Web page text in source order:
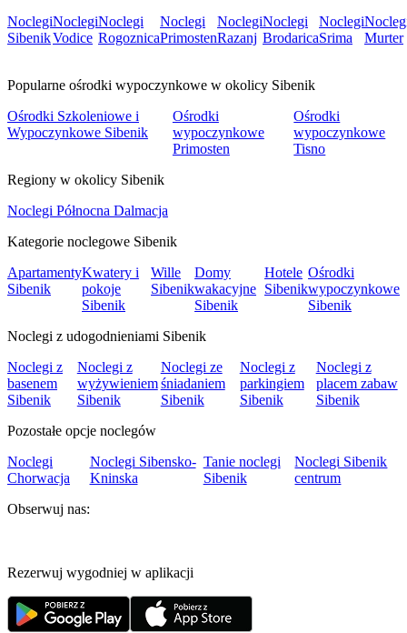
Noclegi
Sibenik
Noclegi
Vodice
Noclegi
Rogoznica
Noclegi
Primosten
Noclegi
Razanj
Noclegi
Brodarica
Noclegi
Srima
Murter
Popularne ośrodki wypoczynkowe w okolicy Sibenik
Ośrodki Szkoleniowe i
Wypoczynkowe Sibenik
Ośrodki
wypoczynkowe
Primosten
Ośrodki
wypoczynkowe
Tisno
Regiony w okolicy Sibenik
Noclegi Północna Dalmacja
Kategorie noclegowe Sibenik
Apartamenty
Sibenik
Kwatery i
pokoje
Sibenik
Wille
Sibenik
Domy
wakacyjne
Sibenik
Hotele
Sibenik
Ośrodki
wypoczynkowe
Sibenik
Noclegi z udogodnieniami Sibenik
Noclegi z
basenem
Sibenik
Noclegi z
wyżywieniem
Sibenik
Noclegi ze
śniadaniem
Sibenik
Noclegi z
parkingiem
Sibenik
Noclegi z
placem zabaw
Sibenik
Pozostałe opcje noclegów
Noclegi
Chorwacja
Noclegi Sibensko-
Kninska
Tanie noclegi
Sibenik
Noclegi Sibenik
centrum
Obserwuj nas:
Rezerwuj wygodniej w aplikacji